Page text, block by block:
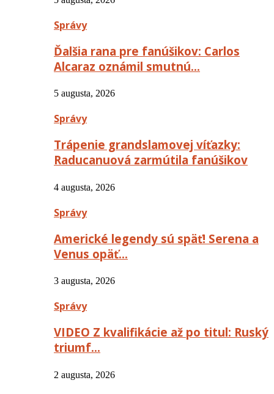
Správy
Ďalšia rana pre fanúšikov: Carlos
Alcaraz oznámil smutnú…
5 augusta, 2026
Správy
Trápenie grandslamovej víťazky:
Raducanuová zarmútila fanúšikov
4 augusta, 2026
Správy
Americké legendy sú späť! Serena a
Venus opäť…
3 augusta, 2026
Správy
VIDEO Z kvalifikácie až po titul: Ruský
triumf…
2 augusta, 2026